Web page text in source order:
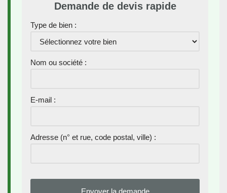
Demande de devis rapide
Type de bien :
Nom ou société :
E-mail :
Adresse (n° et rue, code postal, ville) :